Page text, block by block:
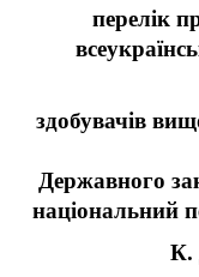
перелік
здобувачів
Державного
національний
К.